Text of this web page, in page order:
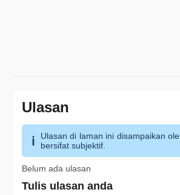
Ulasan
Ulasan di laman ini disampaikan
bersifat subjektif.
Belum ada ulasan
Tulis ulasan anda